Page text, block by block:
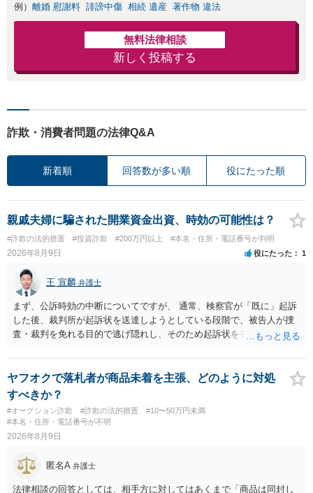
例） 離婚 慰謝料 誹謗中傷 相続 遺産 著作物 違法
無料法律相談
新しく投稿する
詐欺・消費者問題の法律Q&A
新着順 回答数が多い順 役にたった順
親戚夫婦に騙された開業資金出資、時効の可能性は？
#詐欺の法的措置 #投資詐欺 #200万円以上 #本名・住所・電話番号が判明
2026年8月9日 役にたった 1
王 宣麟 弁護士
まず、公訴時効の中断についてですが、 通常、検察官が「既に」起訴
した後、裁判所が起訴状を送達しようとしている段階で、被告人が捜
査・裁判を免れる目的で逃げ隠れし、そのため起訴状を有効に送達で
この規定によって時効が停止するわけではありません。 その意味で
は、刑事事件化するという部分ではややハードルが高いように見受け
られます。 他方で、相手方の住所等が特定できているのであれば、民
事事件として、損害賠償請求や貸金返還請求等により、裁判所を通じ
て返金を求める方法も考えられますが、結局は相手方に資力があるか
否かにより結論が分かれます。
ヤフオクで落札者が商品未着を主張、どのように対処
すべきか？
#オークション詐欺 #詐欺の法的措置
#10〜50万円未満
#本名・住所・電話番号が不明
2026年8月9日
匿名A 弁護士
法律相談の回答としては、相手方に対してはあくまで「商品は同封し